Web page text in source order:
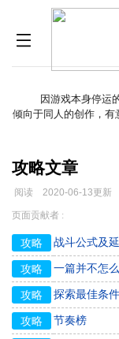
因游戏本身停运
倾向于同人的创作，
攻略文章
阅读 2020-06-13更新
跳
导
航
跳
搜
索
页面贡献者 :
攻略 战斗公式及
攻略
攻略 探索最佳条件
攻略 节奏榜